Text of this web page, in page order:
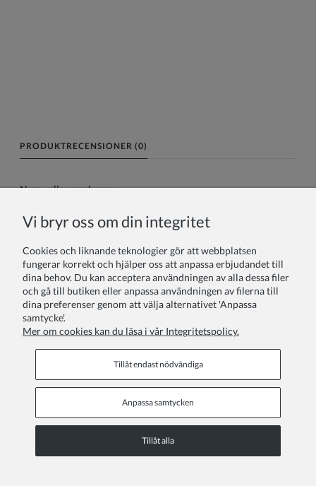
PRODUKTRECENSIONER (0)
Namn eller smeknamn:
Vi bryr oss om din integritet
Cookies och liknande teknologier gör att webbplatsen
fungerar korrekt och hjälper oss att anpassa erbjudandet till
dina behov. Du kan acceptera användningen av alla dessa filer
och gå till butiken eller anpassa användningen av filerna till
dina preferenser genom att välja alternativet 'Anpassa
samtycke'.
Mer om cookies kan du läsa i vår Integritetspolicy.
Tillåt endast nödvändiga
Anpassa samtycken
Tillåt alla